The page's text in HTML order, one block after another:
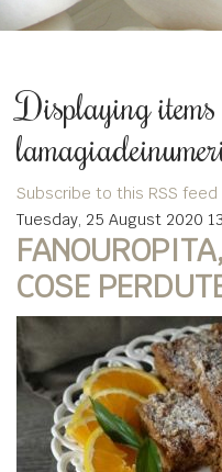
Displaying
Subscribe to this RSS feed
Tuesday, 25 August 2020
COSE